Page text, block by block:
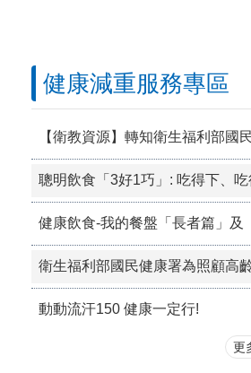
健康減重服務專區
健康飲食-我的餐盤「長者篇」及
動動流汗150 健康一定行!
更